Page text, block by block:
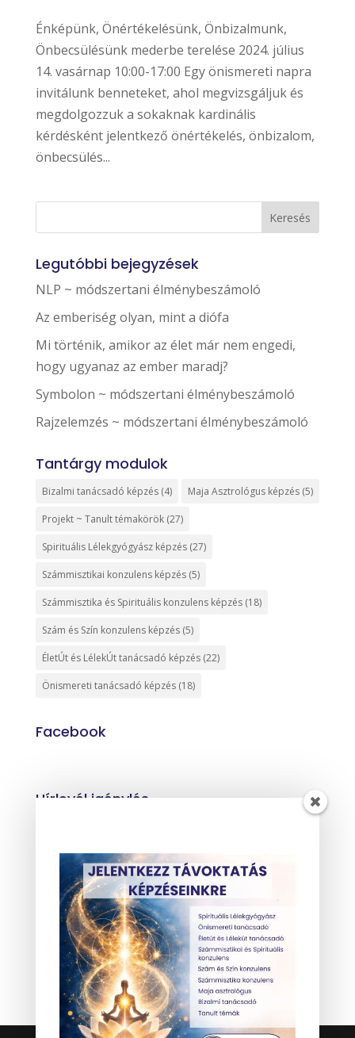
Énképünk, Önértékelésünk, Önbizalmunk,
Önbecsülésünk mederbe terelése 2024. július
14. vasárnap 10:00-17:00 Egy önismereti napra
invitálunk benneteket, ahol megvizsgáljuk és
megdolgozzuk a sokaknak kardinális
kérdésként jelentkező önértékelés, önbizalom,
önbecsülés...
Legutóbbi bejegyzések
NLP ~ módszertani élménybeszámoló
Az emberiség olyan, mint a diófa
Mi történik, amikor az élet már nem engedi,
hogy ugyanaz az ember maradj?
Symbolon ~ módszertani élménybeszámoló
Rajzelemzés ~ módszertani élménybeszámoló
Tantárgy modulok
Bizalmi tanácsadó képzés(4) Maja Asztrológus képzés(5)
Projekt ~ Tanult témakörök(27)
Spirituális Lélekgyógyász képzés(27)
Számmisztikai konzulens képzés(5)
Számmisztika és Spirituális konzulens képzés(18)
Szám és Szín konzulens képzés(5)
ÉletÚt és LélekÚt tanácsadó képzés(22)
Önismereti tanácsadó képzés(18)
Facebook
Hírlevél igénylés